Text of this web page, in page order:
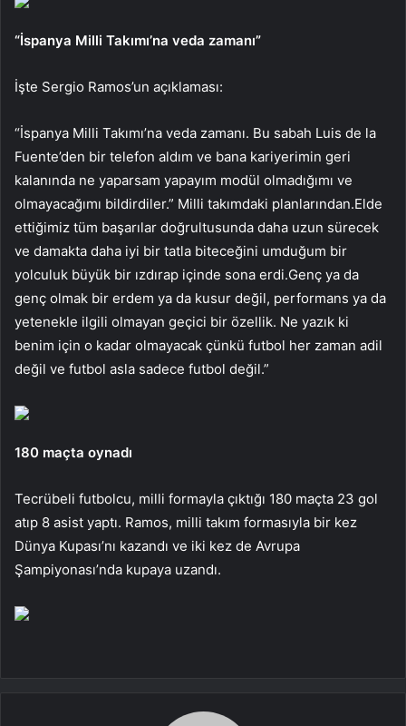
“İspanya Milli Takımı’na veda zamanı”
İşte Sergio Ramos’un açıklaması:
“İspanya Milli Takımı’na veda zamanı. Bu sabah Luis de la
Fuente’den bir telefon aldım ve bana kariyerimin geri
kalanında ne yaparsam yapayım modül olmadığımı ve
olmayacağımı bildirdiler.” Milli takımdaki planlarından.Elde
ettiğimiz tüm başarılar doğrultusunda daha uzun sürecek
ve damakta daha iyi bir tatla biteceğini umduğum bir
yolculuk büyük bir ızdırap içinde sona erdi.Genç ya da
genç olmak bir erdem ya da kusur değil, performans ya da
yetenekle ilgili olmayan geçici bir özellik. Ne yazık ki
benim için o kadar olmayacak çünkü futbol her zaman adil
değil ve futbol asla sadece futbol değil.”
180 maçta oynadı
Tecrübeli futbolcu, milli formayla çıktığı 180 maçta 23 gol
atıp 8 asist yaptı. Ramos, milli takım formasıyla bir kez
Dünya Kupası’nı kazandı ve iki kez de Avrupa
Şampiyonası’nda kupaya uzandı.